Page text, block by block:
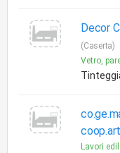
Decor
(Caserta)
Vetro,
Lavori edili